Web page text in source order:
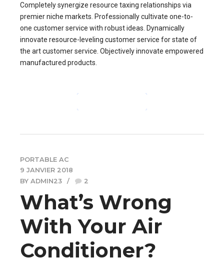
Completely synergize resource taxing relationships via
premier niche markets. Professionally cultivate one-to-
one customer service with robust ideas. Dynamically
innovate resource-leveling customer service for state of
the art customer service. Objectively innovate empowered
manufactured products.
PORTABLE AC
9 JANVIER 2018
BY ADMIN23
2
What’s Wrong
With Your Air
Conditioner?